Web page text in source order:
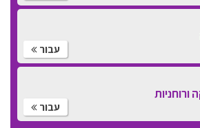
עבור
עבור